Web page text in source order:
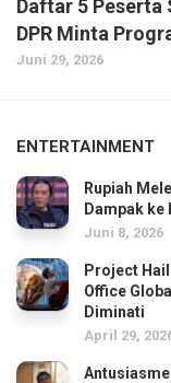
Daftar 5 Peserta
DPR Minta
Juni 29, 2026
ENTERTAINMENT
Rupiah
Dampak ke
Juni 8, 2026
Project
Office
Diminati
April 29,